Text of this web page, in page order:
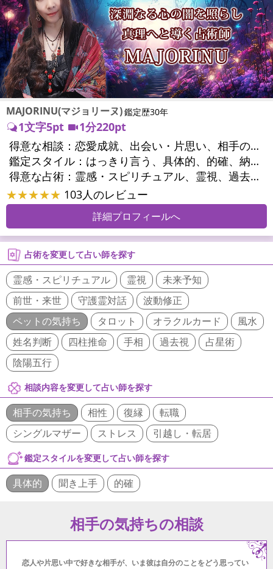
MAJORINU(マジョリーヌ)鑑定歴30年
1文字5pt
1分220pt
得意な相談：
恋愛成就、出会い・片思い、相手の気持ち、相性、縁結び、結婚、男心・女心、二人の今後、複雑な恋愛、三角関係、略奪愛、浮気、不倫、復活愛、復縁、離婚、同性愛・LGBT、人間関係、職場の人間関係、対人関係、仕事運、適職、天職、転職、進路、就職、人生全般、使命、経営相談、人事、開業、夢、目標、ビジネスチャンス、ビジネスパートナー、パワーハラスメント、セクシャルハラスメント、家族関係、夫婦関係、家庭問題、夫婦問題、親族問題、育児・子育て、シングルマザー、ドメスティックバイオレンス、相続関係、精神問題、心の問題、うつ、トラウマ、ストレス、いじめ、人生相談、霊的問題、魂の本質、前世、ペットの気持ち、パワーストーン選択、引越し・転居、方位、健康運、金運、金銭トラブル、ご近所問題、縁切り
鑑定スタイル：
はっきり言う、具体的、的確、納得感、情報量が多い、友達のように相談できる、聞き上手、とても話しやすい、じっくり聞いてくれる、愛にあふれ温かい、深く濃厚、勇気をくれる、前向き・元気になれる、実力派
得意な占術：
霊感・スピリチュアル、霊視、過去視、未来予知、前世・来世、波動修正、オーラ、エネルギー調整、ソウルメイト、チャネリング、ペットの気持ち、タロット、オラクルカード、風水、姓名判断、九星気学、四柱推命、占星術、数秘術、カラー診断、易学、祈祷、祈願、縁結び、縁切り、ダウジング、ルーン、パワーストーン、カウンセリング、オリジナル占術、ルノルマンカード
★★★★★ 103人のレビュー
詳細プロフィールへ
占術を変更して占い師を探す
霊感・スピリチュアル 霊視
未来予知
前世・来世
守護霊対話
波動修正
ペットの気持ち
タロット オラクルカード
風水
姓名判断
四柱推命 手相 過去視
占星術
陰陽五行
相談内容を変更して占い師を探す
相手の気持ち 相性 復縁
転職
シングルマザー
ストレス 引越し・転居
鑑定スタイルを変更して占い師を探す
具体的 聞き上手 的確
相手の気持ちの相談
恋人や片思い中で好きな相手が、いま彼は自分のことをどう思ってい